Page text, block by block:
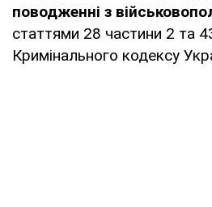
поводженні з
статтями 28 частини 2 та
Кримінального кодексу